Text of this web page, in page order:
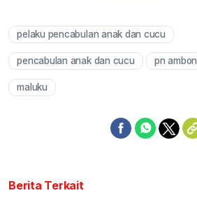
pelaku pencabulan anak dan cucu
pencabulan anak dan cucu pn ambon
maluku
Berita Terkait